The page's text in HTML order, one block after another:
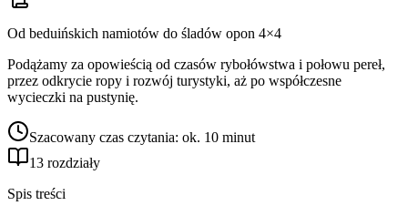
Od beduińskich namiotów do śladów opon 4×4
Podążamy za opowieścią od czasów rybołówstwa i połowu pereł,
przez odkrycie ropy i rozwój turystyki, aż po współczesne
wycieczki na pustynię.
Szacowany czas czytania: ok. 10 minut
13 rozdziały
Spis treści